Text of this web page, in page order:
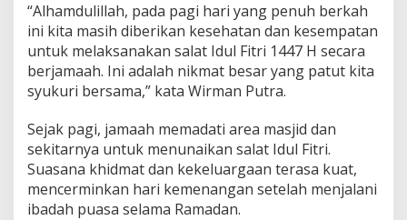
i
K
p
a
l
K
t
o
D
i
“Alhamdulillah, pada pagi hari yang penuh berkah
ini kita masih diberikan kesehatan dan kesempatan
untuk melaksanakan salat Idul Fitri 1447 H secara
berjamaah. Ini adalah nikmat besar yang patut kita
syukuri bersama,” kata Wirman Putra.
Sejak pagi, jamaah memadati area masjid dan
sekitarnya untuk menunaikan salat Idul Fitri.
Suasana khidmat dan kekeluargaan terasa kuat,
mencerminkan hari kemenangan setelah menjalani
ibadah puasa selama Ramadan.